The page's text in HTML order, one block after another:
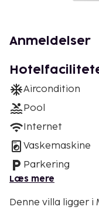
Anmeldelser
Aircondition
Pool
Internet
Vaskemaskine
Parkering
Læs mere
Denne villa ligger i